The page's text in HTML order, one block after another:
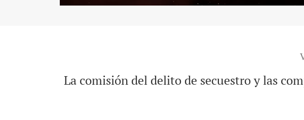
La comisión del delito de secuestro y las